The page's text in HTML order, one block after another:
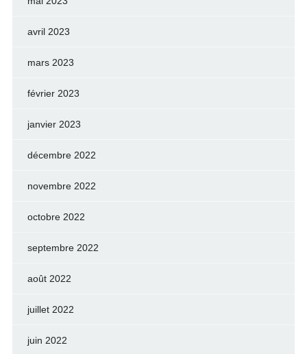
avril 2023
mars 2023
février 2023
janvier 2023
décembre 2022
novembre 2022
octobre 2022
septembre 2022
août 2022
juillet 2022
juin 2022